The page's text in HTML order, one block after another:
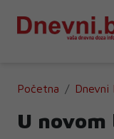
Početna Dnevni
U